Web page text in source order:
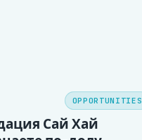
OPPORTUNITIES
Сай Хай